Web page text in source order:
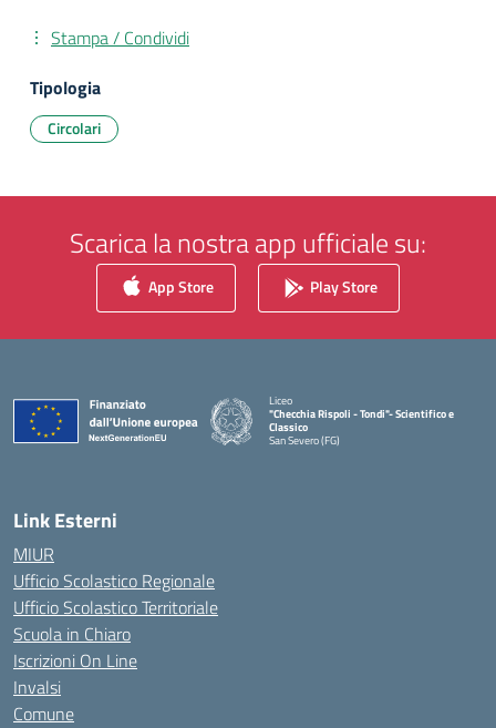
Stampa / Condividi
Tipologia
Circolari
Scarica la nostra app ufficiale su:
App Store Play Store
Liceo
"Checchia Rispoli - Tondi"- Scientifico e
Classico
San Severo (FG)
Link Esterni
MIUR
Ufficio Scolastico Regionale
Ufficio Scolastico Territoriale
Scuola in Chiaro
Iscrizioni On Line
Invalsi
Comune